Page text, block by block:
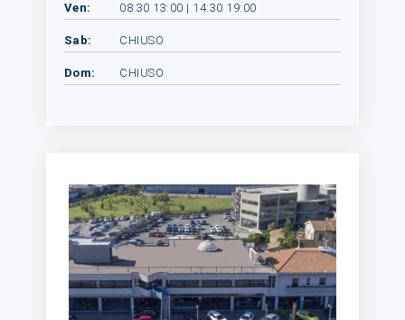
Ven: 08:30 13:00 | 14:30 19:00
Sab: CHIUSO
Dom: CHIUSO